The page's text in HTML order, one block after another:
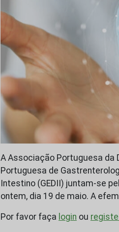
A Associação Portuguesa da
Portuguesa de
Intestino (GEDII) juntam-se
ontem, dia 19 de maio. A
Por favor faça login ou